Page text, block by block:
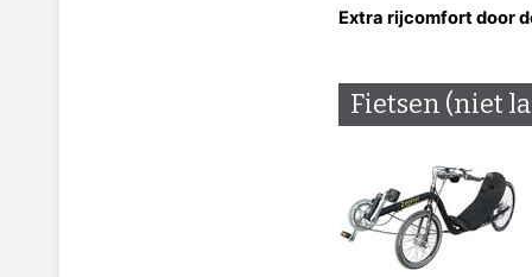
Extra rijcomfort door
Fietsen (niet